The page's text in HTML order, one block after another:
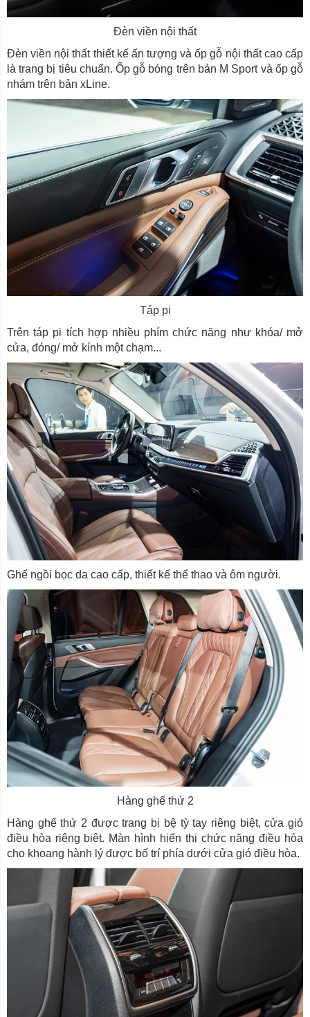
Đèn viền nội thất
Đèn viền nội thất thiết kế ấn tượng và ốp gỗ nội thất cao cấp
là trang bị tiêu chuẩn. Ốp gỗ bóng trên bản M Sport và ốp gỗ
nhám trên bản xLine.
Táp pi
Trên táp pi tích hợp nhiều phím chức năng như khóa/ mở
cửa, đóng/ mở kính một chạm...
Ghế ngồi bọc da cao cấp, thiết kế thể thao và ôm người.
Hàng ghế thứ 2
Hàng ghế thứ 2 được trang bị bệ tỳ tay riêng biệt, cửa gió
điều hòa riêng biệt. Màn hình hiển thị chức năng điều hòa
cho khoang hành lý được bố trí phía dưới cửa gió điều hòa.